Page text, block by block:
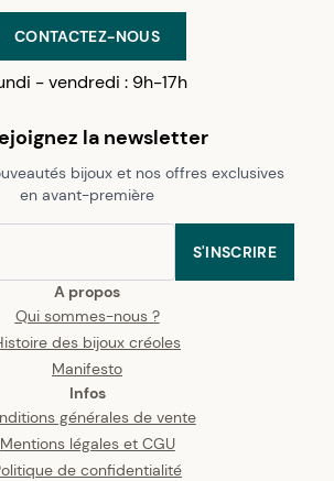
A propos
Qui sommes-nous ?
des bijoux créoles
Manifesto
Infos
générales de vente
Mentions légales et CGU
de confidentialité
CONTACTEZ-NOUS
- vendredi : 9h-17h
la newsletter
bijoux et nos offres exclusives
en avant-première
S'INSCRIRE